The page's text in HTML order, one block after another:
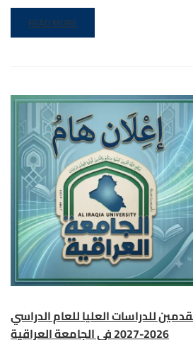
READ MORE
للدراسات العليا للعام الدراسي
2026-2027 في الجامعة العراقية